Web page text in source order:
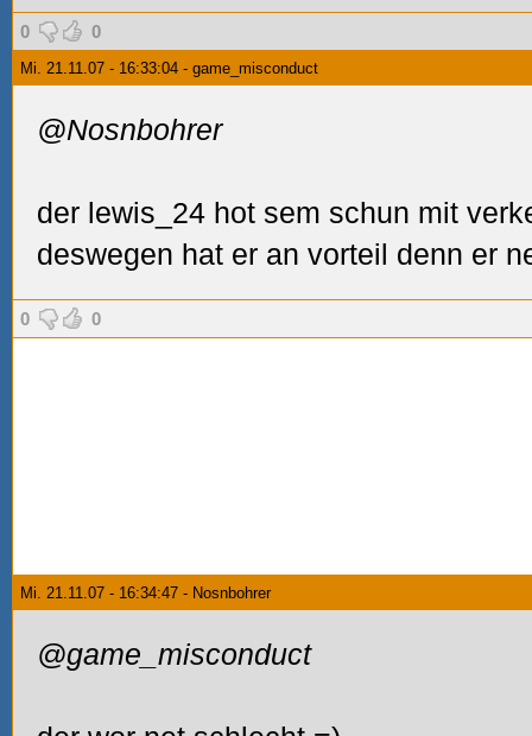
0 0
Mi. 21.11.07 - 16:33:04 - game_misconduct
@Nosnbohrer
der lewis_24 hot sem schun mit
deswegen hat er an vorteil denn er
0 0
Mi. 21.11.07 - 16:34:47 - Nosnbohrer
@game_misconduct